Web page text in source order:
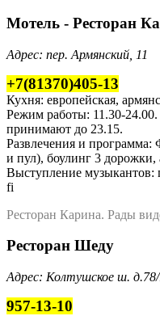
Мотель - Ресторан
Адрес: пер. Армянский, 11
+7(81370)405-13
Кухня: европейская,
Режим работы: 11.30-24.00.
принимают до 23.15.
Развлечения и программа:
и пул), боулинг 3 дорожки,
Выступление музыкантов:
fi
Ресторан Карина. Рады
Ресторан Шеду
Адрес: Колтушское ш. д.78/
957-13-10